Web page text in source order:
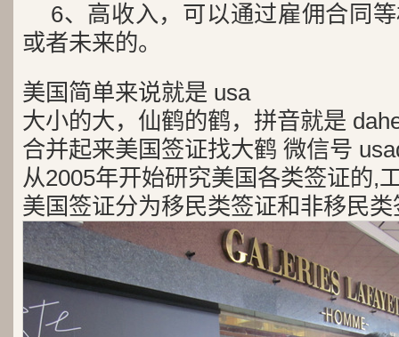
6、高收入，可以通过雇佣合同
或者未来的。
美国简单来说就是 usa
大小的大，仙鹤的鹤，拼音就是
合并起来美国签证找大鹤 微信号
从2005年开始研究美国各类签证的,
美国签证分为移民类签证和非移民